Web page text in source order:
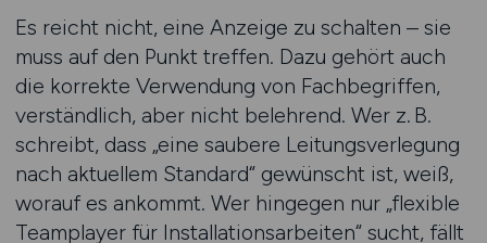
Es reicht nicht, eine Anzeige zu schalten – sie
muss auf den Punkt treffen. Dazu gehört auch
die korrekte Verwendung von Fachbegriffen,
verständlich, aber nicht belehrend. Wer z. B.
schreibt, dass „eine saubere Leitungsverlegung
nach aktuellem Standard“ gewünscht ist, weiß,
worauf es ankommt. Wer hingegen nur „flexible
Teamplayer für Installationsarbeiten“ sucht, fällt